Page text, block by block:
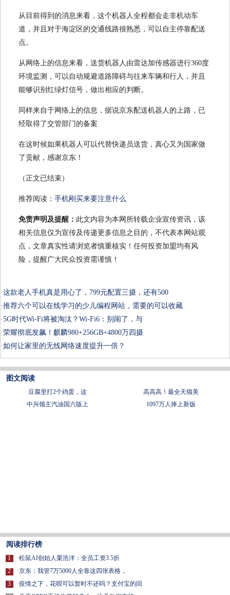
从目前得到的消息来看，这个机器人全程都会走非机动车
道，并且对于海淀区的交通线路很熟悉，可以自主停靠配送
点。
从网络上的信息来看，送货机器人由雷达加传感器进行360度
环境监测，可以自动规避道路障碍与往来车辆和行人，并且
能够识别红绿灯信号，做出相应的判断。
同样来自于网络上的信息，据说京东配送机器人的上路，已
经取得了交管部门的备案
在这时候如果机器人可以代替快递员送货，真心又为国家做
了贡献，感谢京东！
（正文已结束）
推荐阅读： 手机刚买来要注意什么
免责声明及提醒： 此文内容为本网所转载企业宣传资讯，该
相关信息仅为宣传及传递更多信息之目的，不代表本网站观
点，文章真实性请浏览者慎重核实！任何投资加盟均有风
险，提醒广大民众投资需谨慎！
·这款老人手机真是用心了，799元配置三摄，还有500
·推荐六个可以在线学习的少儿编程网站，需要的可以收藏
·5G时代Wi-Fi将被淘汰？Wi-Fi6：别闹了，与
·荣耀彻底发飙！麒麟980+256GB+4800万四摄
·如何让家里的无线网络速度提升一倍？
图文阅读
豆腐里打2个鸡蛋，这
​高高高！最全天猫美
中兴领主汽油国六版上
1097万人捧上新饭
阅读排行榜
1
2
3
·松鼠AI创始人栗浩洋：全员工资3.5折
·京东：我管7万5000人全靠这四张表格，
·疫情之下，花呗可以暂时不还吗？支付宝的回